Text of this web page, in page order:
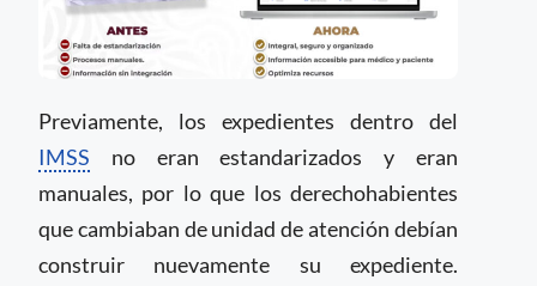
Previamente, los expedientes dentro del
IMSS no eran estandarizados y eran
manuales, por lo que los derechohabientes
que cambiaban de unidad de atención debían
construir nuevamente su expediente.